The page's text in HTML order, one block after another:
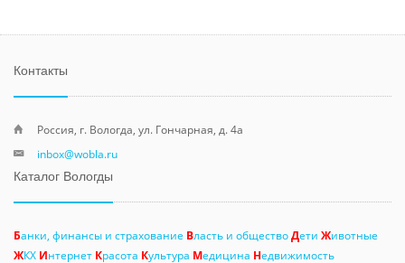
Контакты
Россия, г. Вологда, ул. Гончарная, д. 4а
inbox@wobla.ru
Каталог Вологды
Банки, финансы и страхование Власть и обществоДети Животные
ЖКХ Интернет Красота Культура Медицина Недвижимость